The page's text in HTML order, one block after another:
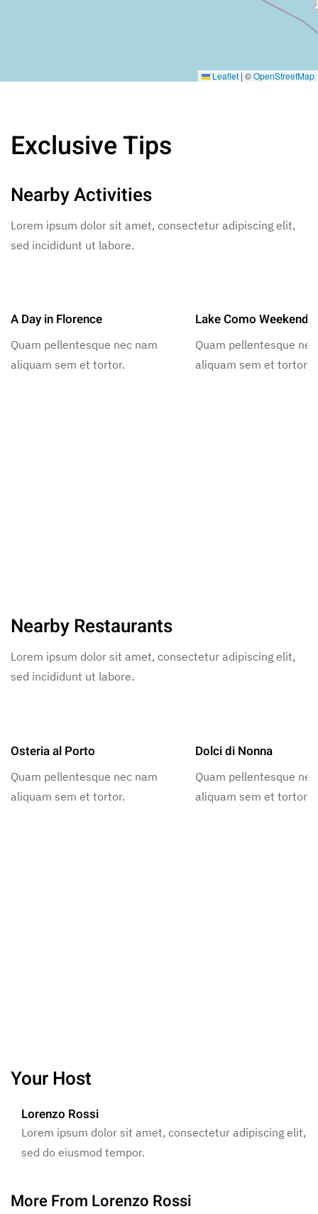
Leaflet | ©OpenStreetMap
Exclusive Tips
Nearby Activities
Lorem ipsum dolor sit amet, consectetur adipiscing elit,
sed incididunt ut labore.
A Day in Florence
Quam pellentesque nec nam
aliquam sem et tortor.
Lake Como Weekend
Quam pellentesque
aliquam sem et tortor.
Nearby Restaurants
Lorem ipsum dolor sit amet, consectetur adipiscing elit,
sed incididunt ut labore.
Osteria al Porto
Quam pellentesque nec nam
aliquam sem et tortor.
Dolci di Nonna
Quam pellentesque
aliquam sem et tortor.
Your Host
Lorenzo Rossi
Lorem ipsum dolor sit amet, consectetur adipiscing elit,
sed do eiusmod tempor.
More From Lorenzo Rossi